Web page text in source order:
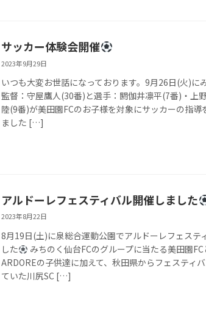
サッカー体験会開催
2023年9月29日
いつも大変お世話になっております。9月26日(火)に
監督：守屋鷹人(30番)と選手：閼伽井凛平(7番)・上
陸(9番)が美田園FCのお子様を対象にサッカーの指導
ました […]
アルドーレフェスティバル開催しました
2023年8月22日
8月19日(土)に泉総合運動公園でアルドーレフェステ
した
みちのく仙台FCのグループに当たる美田園FC
ARDOREの子供達に加えて、秋田県からフェスティ
ていた川尻SC […]